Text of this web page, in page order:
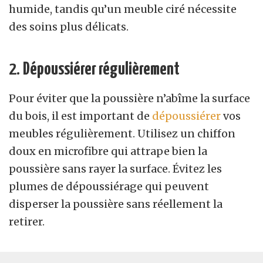
humide, tandis qu’un meuble ciré nécessite
des soins plus délicats.
2. Dépoussiérer régulièrement
Pour éviter que la poussière n’abîme la surface
du bois, il est important de dépoussiérervos
meubles régulièrement. Utilisez un chiffon
doux en microfibre qui attrape bien la
poussière sans rayer la surface. Évitez les
plumes de dépoussiérage qui peuvent
disperser la poussière sans réellement la
retirer.